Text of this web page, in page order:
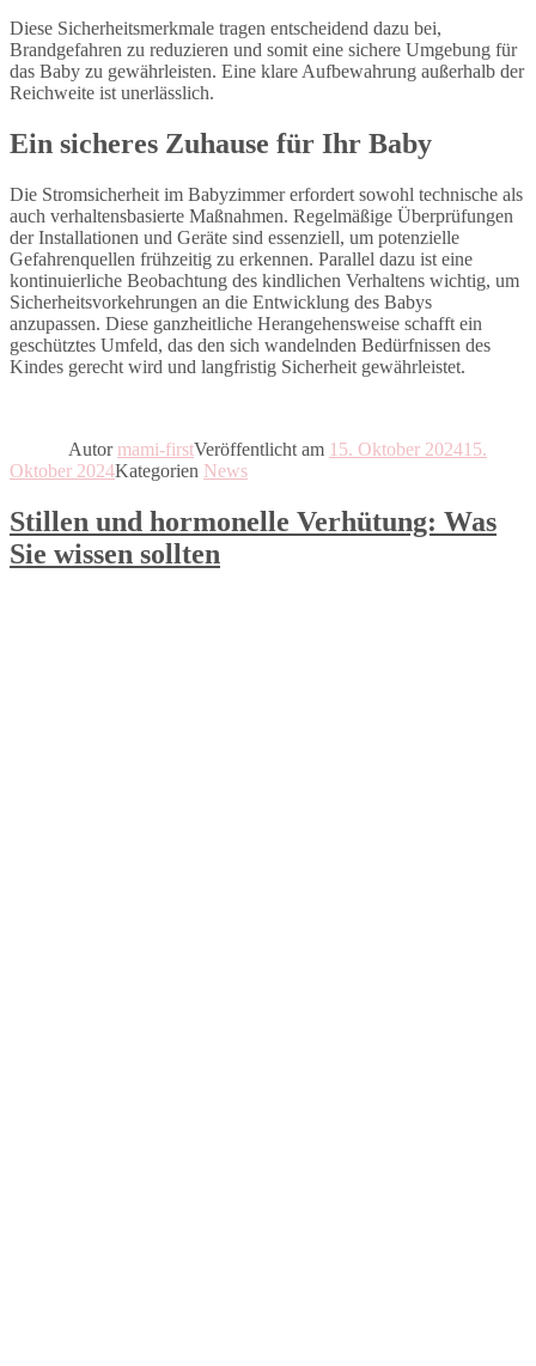
Diese Sicherheitsmerkmale tragen entscheidend dazu bei,
Brandgefahren zu reduzieren und somit eine sichere Umgebung für
das Baby zu gewährleisten. Eine klare Aufbewahrung außerhalb der
Reichweite ist unerlässlich.
Ein sicheres Zuhause für Ihr Baby
Die Stromsicherheit im Babyzimmer erfordert sowohl technische als
auch verhaltensbasierte Maßnahmen. Regelmäßige Überprüfungen
der Installationen und Geräte sind essenziell, um potenzielle
Gefahrenquellen frühzeitig zu erkennen. Parallel dazu ist eine
kontinuierliche Beobachtung des kindlichen Verhaltens wichtig, um
Sicherheitsvorkehrungen an die Entwicklung des Babys
anzupassen. Diese ganzheitliche Herangehensweise schafft ein
geschütztes Umfeld, das den sich wandelnden Bedürfnissen des
Kindes gerecht wird und langfristig Sicherheit gewährleistet.
Autor mami-firstVeröffentlicht am 15. Oktober 202415.
Oktober 2024Kategorien News
Stillen und hormonelle Verhütung: Was
Sie wissen sollten